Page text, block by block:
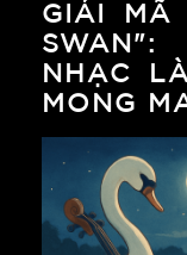
GIẢI MÃ
SWAN":
NHẠC
MONG